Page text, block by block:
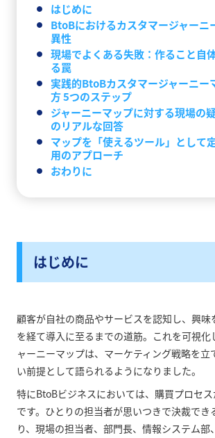
はじめに
BtoBにおけるカスタマージャーニ
異性
現場でよくある失敗：作ること自
る罠
実践的BtoBカスタマージャーニー
方 5つのステップ
ジャーニーマップに対する現場の
のリアルな回答
マップを「使えるツール」として
用のアプローチ
おわりに
はじめに
顧客が自社の商品やサービスを認知し、興味
を経て導入に至るまでの道筋。これを可視化
ャーニーマップは、マーケティング戦略を立
い前提として語られるようになりました。
特にBtoBビジネスにおいては、購買プロセ
です。ひとりの担当者が思いつきで決裁でき
り、現場の担当者、部門長、情報システム部